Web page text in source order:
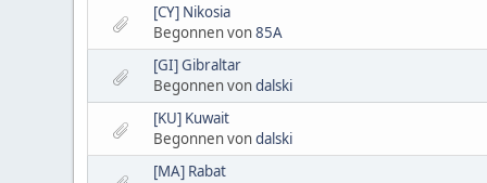
[CY] Nikosia
Begonnen von85A
[GI] Gibraltar
Begonnen vondalski
[KU] Kuwait
Begonnen vondalski
[MA] Rabat